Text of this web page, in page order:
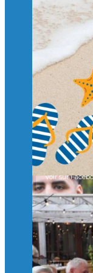
🙏
et
Merci à
🎯 Taxe
un
À l’Isep,
Mastères
valeurs
...Voir plus
il y a 2 mois
Voir sur
🥳 Le 22
en Suisse